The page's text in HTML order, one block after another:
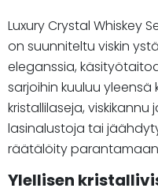
Luxury Crystal Whiskey
on suunniteltu viskin
eleganssia,
sarjoihin kuuluu
kristallilaseja,
lasinalustoja tai
räätälöity
Ylellisen